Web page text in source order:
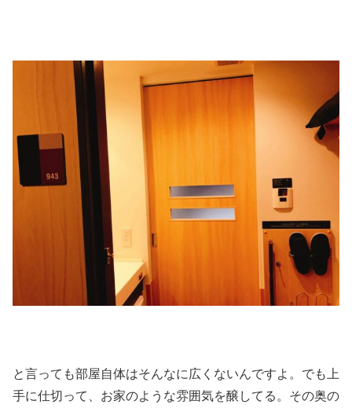
と言っても部屋自体はそんなに広くないんですよ。でも上
手に仕切って、お家のような雰囲気を醸してる。その奥の